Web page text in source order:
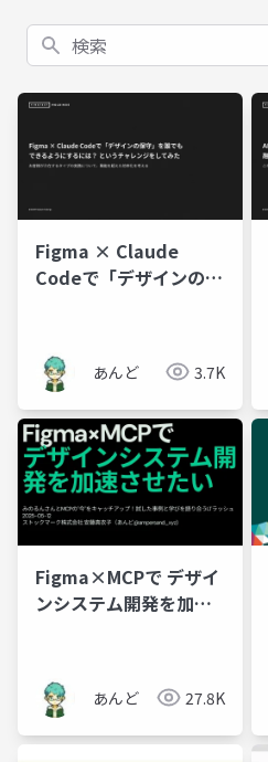
検索
Figma × Claude
Codeで「デザインの保
チャレンジをしてみた
2026-04-16 融ける職能
あんど 3.7K
Figma×MCPで デザイ
ンシステム開発を加速
あんど 27.8K